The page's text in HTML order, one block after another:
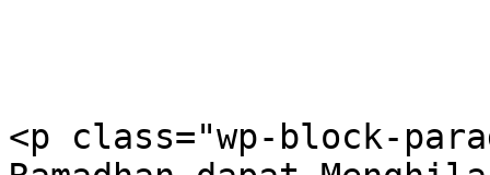
<p class="wp-block-